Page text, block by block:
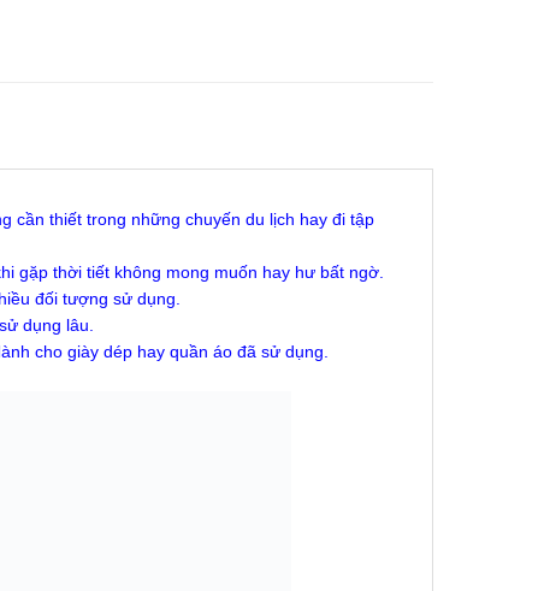
cần thiết trong những chuyến du lịch hay đi tập
gặp thời tiết không mong muốn hay hư bất ngờ.
đối tượng sử dụng.
dụng lâu.
cho giày dép hay quần áo đã sử dụng.